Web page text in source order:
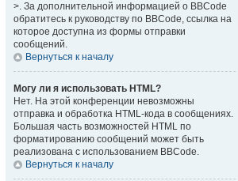
>. За дополнительной информацией о BBCode
обратитесь к руководству по BBCode, ссылка на
которое доступна из формы отправки
сообщений.
Вернуться к началу
Могу ли я использовать HTML?
Нет. На этой конференции невозможны
отправка и обработка HTML-кода в сообщениях.
Большая часть возможностей HTML по
форматированию сообщений может быть
реализована с использованием BBCode.
Вернуться к началу